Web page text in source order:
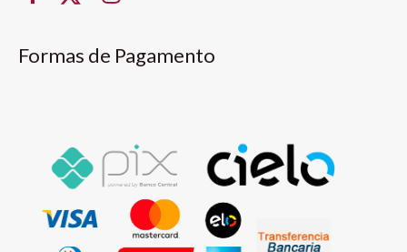
Formas de Pagamento